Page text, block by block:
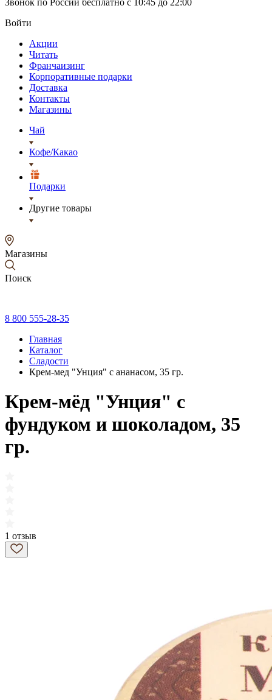
Звонок по России бесплатно c 10:45 до 22:00
Войти
Акции
Читать
Франчаизинг
Корпоративные подарки
Доставка
Контакты
Магазины
Чай
Кофе/Какао
Подарки
Другие товары
Магазины
Поиск
8 800 555-28-35
Главная
Каталог
Сладости
Крем-мед "Унция" с ананасом, 35 гр.
Крем-мёд "Унция" с
фундуком и шоколадом, 35
гр.
1 отзыв